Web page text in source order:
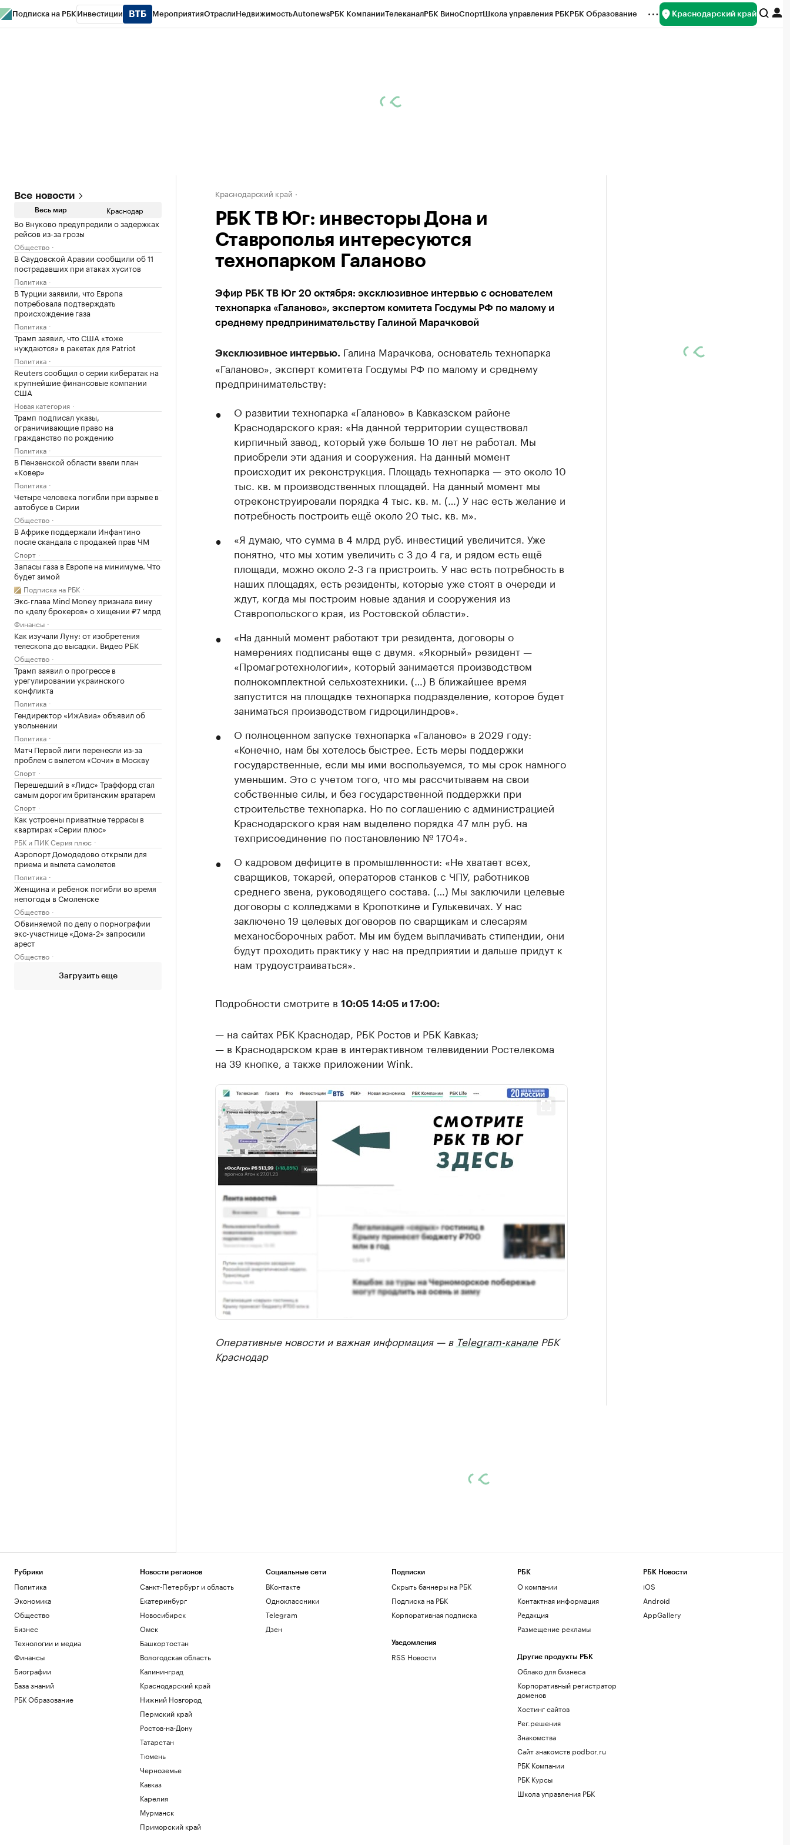
Подписка на РБК Инвестиции МероприятияОтраслиНедвижимостьAutonewsРБК КомпанииТелеканалРБК ВиноСпортШкола управления РБКРБК Образование Краснодарский край
Все новости
Весь мир Краснодар
Во Внуково предупредили о задержках
рейсов из-за грозы
Общество
В Саудовской Аравии сообщили об 11
пострадавших при атаках хуситов
Политика
В Турции заявили, что Европа
потребовала подтверждать
происхождение газа
Политика
Трамп заявил, что США «тоже
нуждаются» в ракетах для Patriot
Политика
Reuters сообщил о серии кибератак на
крупнейшие финансовые компании
США
Новая категория
Трамп подписал указы,
ограничивающие право на
гражданство по рождению
Политика
В Пензенской области ввели план
«Ковер»
Политика
Четыре человека погибли при взрыве в
автобусе в Сирии
Общество
В Африке поддержали Инфантино
после скандала с продажей прав ЧМ
Спорт
Запасы газа в Европе на минимуме. Что
будет зимой
Подписка на РБК
Экс-глава Mind Money признала вину
по «делу брокеров» о хищении ₽7 млрд
Финансы
Как изучали Луну: от изобретения
телескопа до высадки. Видео РБК
Общество
Трамп заявил о прогрессе в
урегулировании украинского
конфликта
Политика
Гендиректор «ИжАвиа» объявил об
увольнении
Политика
Матч Первой лиги перенесли из-за
проблем с вылетом «Сочи» в Москву
Спорт
Перешедший в «Лидс» Траффорд стал
самым дорогим британским вратарем
Спорт
Как устроены приватные террасы в
квартирах «Серии плюс»
РБК и ПИК Серия плюс
Аэропорт Домодедово открыли для
приема и вылета самолетов
Политика
Женщина и ребенок погибли во время
непогоды в Смоленске
Общество
Обвиняемой по делу о порнографии
экс-участнице «Дома-2» запросили
арест
Общество
Загрузить еще
Краснодарский край
РБК ТВ Юг: инвесторы Дона и
Ставрополья интересуются
технопарком Галаново
Эфир РБК ТВ Юг 20 октября: эксклюзивное интервью с основателем
технопарка «Галаново», экспертом комитета Госдумы РФ по малому и
среднему предпринимательству Галиной Марачковой
Эксклюзивное интервью. Галина Марачкова, основатель технопарка
«Галаново», эксперт комитета Госдумы РФ по малому и среднему
предпринимательству:
О развитии технопарка «Галаново» в Кавказском районе
Краснодарского края: «На данной территории существовал
кирпичный завод, который уже больше 10 лет не работал. Мы
приобрели эти здания и сооружения. На данный момент
происходит их реконструкция. Площадь технопарка — это около 10
тыс. кв. м производственных площадей. На данный момент мы
отреконструировали порядка 4 тыс. кв. м. (…) У нас есть желание и
потребность построить ещё около 20 тыс. кв. м».
«Я думаю, что сумма в 4 млрд руб. инвестиций увеличится. Уже
понятно, что мы хотим увеличить с 3 до 4 га, и рядом есть ещё
площади, можно около 2-3 га пристроить. У нас есть потребность в
наших площадях, есть резиденты, которые уже стоят в очереди и
ждут, когда мы построим новые здания и сооружения из
Ставропольского края, из Ростовской области».
«На данный момент работают три резидента, договоры о
намерениях подписаны еще с двумя. «Якорный» резидент —
«Промагротехнологии», который занимается производством
полнокомплектной сельхозтехники. (…) В ближайшее время
запустится на площадке технопарка подразделение, которое будет
заниматься производством гидроцилиндров».
О полноценном запуске технопарка «Галаново» в 2029 году:
«Конечно, нам бы хотелось быстрее. Есть меры поддержки
государственные, если мы ими воспользуемся, то мы срок намного
уменьшим. Это с учетом того, что мы рассчитываем на свои
собственные силы, и без государственной поддержки при
строительстве технопарка. Но по соглашению с администрацией
Краснодарского края нам выделено порядка 47 млн руб. на
техприсоединение по постановлению № 1704».
О кадровом дефиците в промышленности: «Не хватает всех,
сварщиков, токарей, операторов станков с ЧПУ, работников
среднего звена, руководящего состава. (…) Мы заключили целевые
договоры с колледжами в Кропоткине и Гулькевичах. У нас
заключено 19 целевых договоров по сварщикам и слесарям
механосборочных работ. Мы им будем выплачивать стипендии, они
будут проходить практику у нас на предприятии и дальше придут к
нам трудоустраиваться».
Подробности смотрите в 10:05 14:05 и 17:00:
— на сайтах РБК Краснодар, РБК Ростов и РБК Кавказ;
— в Краснодарском крае в интерактивном телевидении Ростелекома
на 39 кнопке, а также приложении Wink.
Оперативные новости и важная информация — в Telegram-каналеРБК
Краснодар
Рубрики
Политика
Экономика
Общество
Бизнес
Технологии и медиа
Финансы
Биографии
База знаний
РБК Образование
Новости регионов
Санкт-Петербург и область
Екатеринбург
Новосибирск
Омск
Башкортостан
Вологодская область
Калининград
Краснодарский край
Нижний Новгород
Пермский край
Ростов-на-Дону
Татарстан
Тюмень
Черноземье
Кавказ
Карелия
Мурманск
Приморский край
Социальные сети
ВКонтакте
Одноклассники
Telegram
Дзен
Подписки
Скрыть баннеры на РБК
Подписка на РБК
Корпоративная подписка
Уведомления
RSS Новости
РБК
О компании
Контактная информация
Редакция
Размещение рекламы
Другие продукты РБК
Облако для бизнеса
Корпоративный регистратор
доменов
Хостинг сайтов
Рег.решения
Знакомства
Сайт знакомств podbor.ru
РБК Компании
РБК Курсы
Школа управления РБК
РБК Новости
iOS
Android
AppGallery